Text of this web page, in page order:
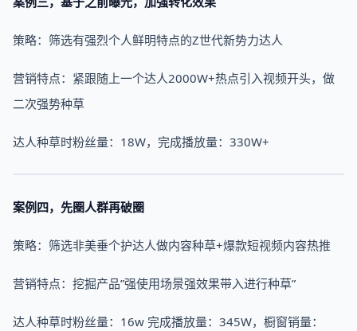
策略：筛选有强烈个人鲜明特点的Z世代新势力达人
营销特点：紧跟随上一个达人2000W+热点引入视频开头，做
二次强势种草
达人种草时粉丝量：18W，完成播放量：330W+
案例四，先圈人群再破圈
策略：筛选非美垂个护达人做内容种草+爆款短视频内容热推
营销特点：挖掘产品”强使用场景强效果带入进行种草”
达人种草时粉丝量：16w 完成播放量：345W，橱窗销量：